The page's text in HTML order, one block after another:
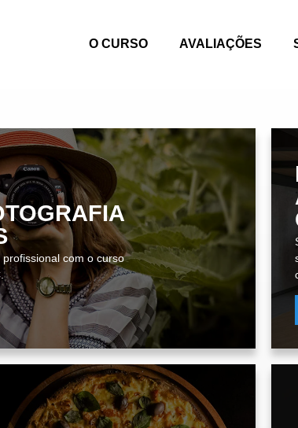
O CURSO AVALIAÇÕES
com o curso